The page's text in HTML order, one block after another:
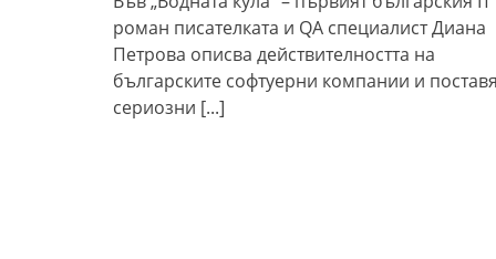
роман писателката и QA специалист Диана
Петрова описва действителността на
българските софтуерни компании и
сериозни [...]